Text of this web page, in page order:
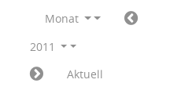
Monat
2011
Aktuell